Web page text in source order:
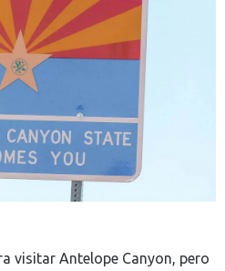
visitar Antelope Canyon, pero